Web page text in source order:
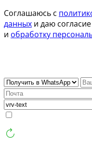
Соглашаюсь с
данных и даю
и обработку